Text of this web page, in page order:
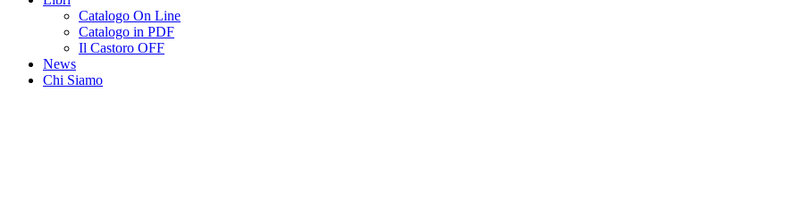
Catalogo On Line
Catalogo in PDF
Il Castoro OFF
News
Chi Siamo